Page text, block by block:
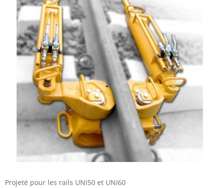
Projeté pour les rails UNI50 et UNI60